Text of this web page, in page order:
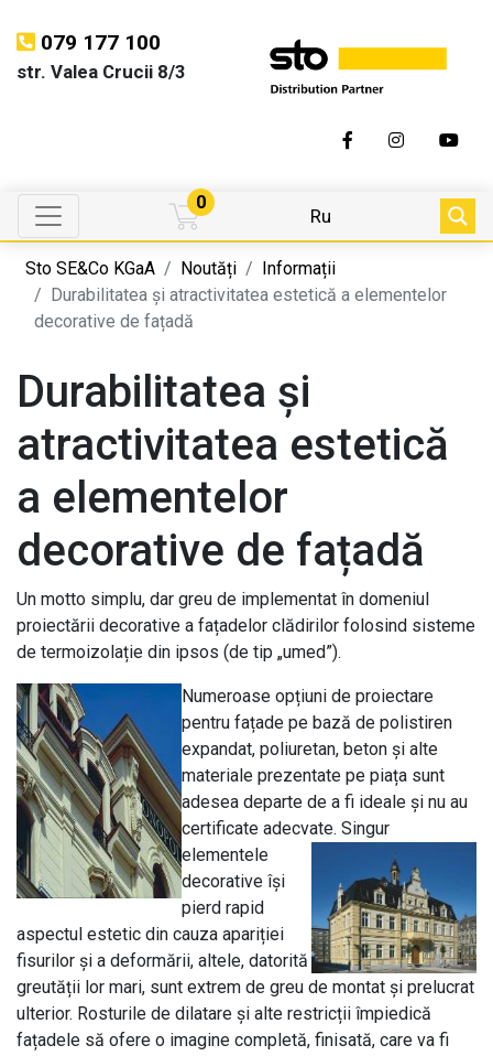
079 177 100
str. Valea Crucii 8/3
0
Ru
Sto SE&Co KGaA Noutăți
Informații
Durabilitatea și atractivitatea estetică a elementelor
decorative de fațadă
Durabilitatea și
atractivitatea estetică
a elementelor
decorative de fațadă
Un motto simplu, dar greu de implementat în domeniul
proiectării decorative a fațadelor clădirilor folosind sisteme
de termoizolație din ipsos (de tip „umed”).
Numeroase opțiuni de proiectare
pentru fațade pe bază de polistiren
expandat, poliuretan, beton și alte
materiale prezentate pe piața sunt
adesea departe de a fi ideale și nu au
certificate adecvate. Singur
elementele
decorative își
pierd rapid
aspectul estetic din cauza apariției
fisurilor și a deformării, altele, datorită
greutății lor mari, sunt extrem de greu de montat și prelucrat
ulterior. Rosturile de dilatare și alte restricții împiedică
fațadele să ofere o imagine completă, finisată, care va fi